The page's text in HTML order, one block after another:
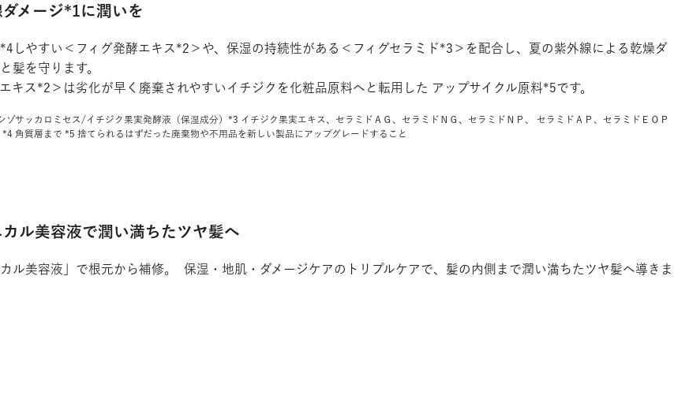
メージ*1に潤いを
しやすい＜フィグ発酵エキス*2＞や、保湿の持続性がある＜フィグセラミド*3＞を配合し、夏の紫外線による乾燥ダ
髪を守ります。
キス*2＞は劣化が早く廃棄されやすいイチジクを化粧品原料へと転用した アップサイクル原料*5です。
ゾサッカロミセス/イチジク果実発酵液（保湿成分）*3 イチジク果実エキス、セラミドＡＧ、セラミドＮＧ、セラミドＮＰ、 セラミドＡＰ、セラミドＥＯＰ
*4 角質層まで *5 捨てられるはずだった廃棄物や不用品を新しい製品にアップグレードすること
ル美容液で潤い満ちたツヤ髪へ
カル美容液」で根元から補修。 保湿・地肌・ダメージケアのトリプルケアで、髪の内側まで潤い満ちたツヤ髪へ導きま